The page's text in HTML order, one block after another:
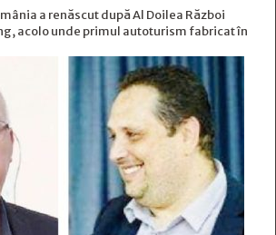
a renăscut după Al Doilea Război
acolo unde primul autoturism fabricat în